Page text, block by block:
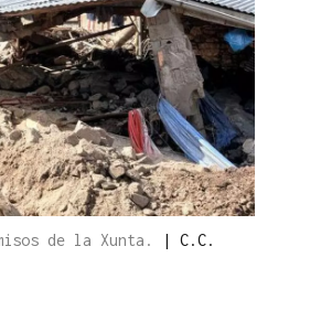
de la Xunta. | C.C.